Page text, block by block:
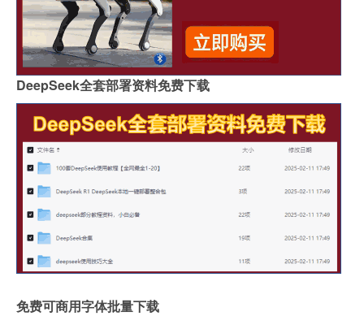
DeepSeek全套部署资料免费下载
免费可商用字体批量下载